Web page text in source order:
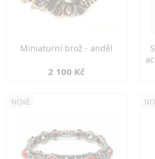
Miniaturní brož - anděl
2 100 Kč
NOVÉ